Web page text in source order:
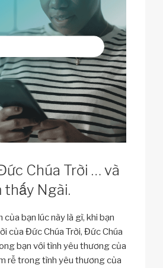
Chúa Trời … và
thấy Ngài.
của bạn lúc này là gì, khi bạn
của Đức Chúa Trời, Đức Chúa
bạn với tình yêu thương của
rễ trong tình yêu thương của